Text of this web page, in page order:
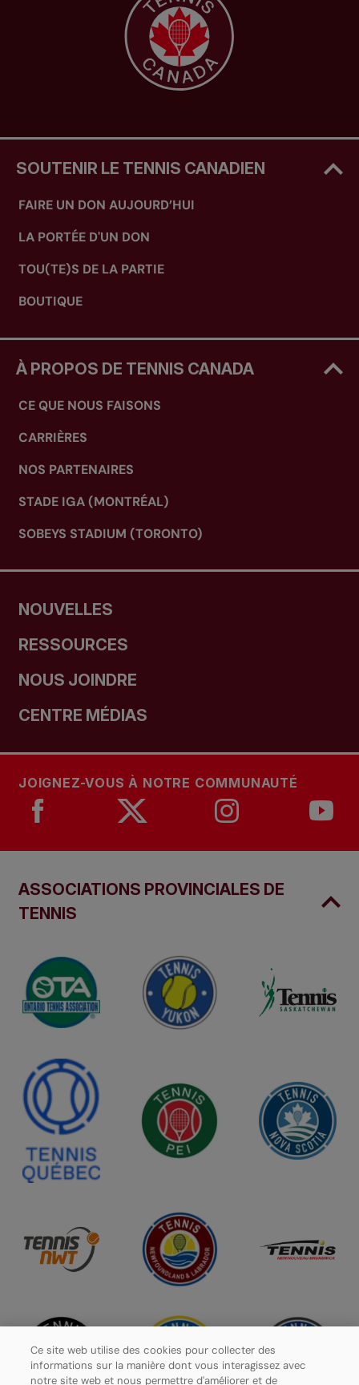
SOUTENIR LE TENNIS CANADIEN
FAIRE UN DON AUJOURD’HUI
LA PORTÉE D'UN DON
TOU(TE)S DE LA PARTIE
BOUTIQUE
À PROPOS DE TENNIS CANADA
CE QUE NOUS FAISONS
CARRIÈRES
NOS PARTENAIRES
STADE IGA (MONTRÉAL)
SOBEYS STADIUM (TORONTO)
NOUVELLES
RESSOURCES
NOUS JOINDRE
CENTRE MÉDIAS
JOIGNEZ-VOUS À NOTRE COMMUNAUTÉ
ASSOCIATIONS PROVINCIALES DE
TENNIS
Ce site web utilise des cookies pour collecter des
informations sur la manière dont vous interagissez avec
notre site web et nous permettre d'améliorer et de